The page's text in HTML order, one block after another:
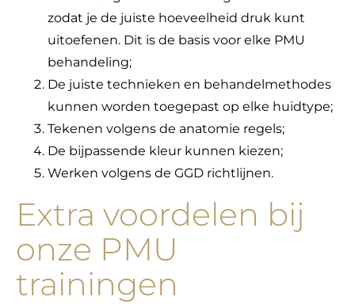
zodat je de juiste hoeveelheid druk kunt
uitoefenen. Dit is de basis voor elke PMU
behandeling;
De juiste technieken en behandelmethodes
kunnen worden toegepast op elke huidtype;
Tekenen volgens de anatomie regels;
De bijpassende kleur kunnen kiezen;
Werken volgens de GGD richtlijnen.
Extra voordelen bij
onze PMU
trainingen